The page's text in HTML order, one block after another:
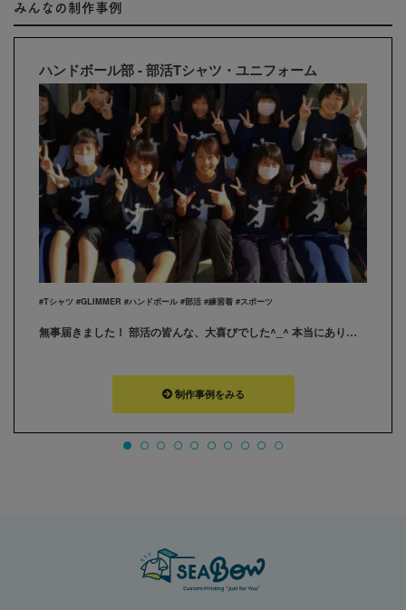
みんなの制作事例
ハンドボール部 - 部活Tシャツ・ユニフォーム
#Tシャツ #GLIMMER #ハンドボール #部活 #練習着 #スポーツ
無事届きました！ 部活の皆んな、大喜びでした^_^ 本当にありがとうございました！
制作事例をみる